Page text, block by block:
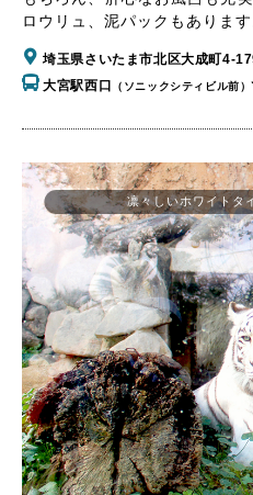
ロウリュ、泥パックもあります
埼玉県さいたま市北区大成町4-
大宮駅西口
（ソニックシティビル前）
凛々しいホワイトタ